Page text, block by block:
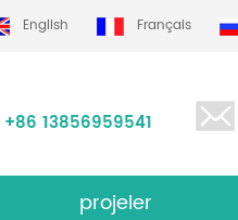
English Français
+86 13856959541
projeler